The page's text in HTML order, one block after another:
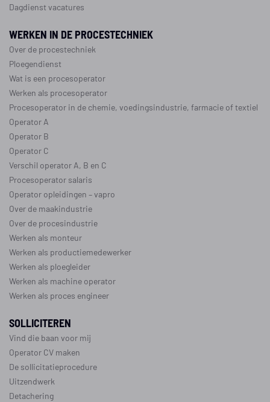
Dagdienst vacatures
WERKEN IN DE PROCESTECHNIEK
Over de procestechniek
Ploegendienst
Wat is een procesoperator
Werken als procesoperator
Procesoperator in de chemie voedingsindustrie farmacie oftextiel
Operator A
Operator B
Operator C
Verschil operator A, B en C
Procesoperator salaris
Operator opleidingen –vapro
Over de maakindustrie
Over de procesindustrie
Werken als monteur
Werken als productiemedewerker
Werken als ploegleider
Werken als machine operator
Werken als proces engineer
SOLLICITEREN
Vind die baan voor mij
Operator CV maken
De sollicitatieprocedure
Uitzendwerk
Detachering